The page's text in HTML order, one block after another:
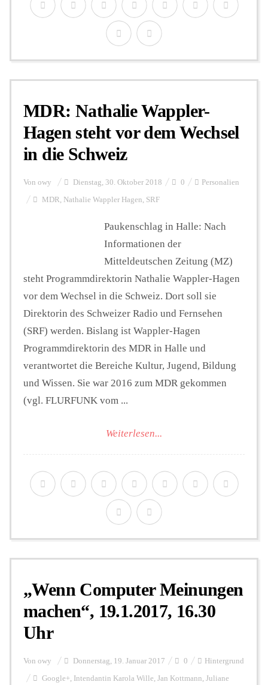
MDR: Nathalie Wappler-
Hagen steht vor dem Wechsel
in die Schweiz
Von owy Dienstag, 30. Oktober 2018 0 Personalien
MDR, Nathalie Wappler Hagen, SRF
Paukenschlag in Halle: Nach
Informationen der
Mitteldeutschen Zeitung (MZ)
steht Programmdirektorin Nathalie Wappler-Hagen
vor dem Wechsel in die Schweiz. Dort soll sie
Direktorin des Schweizer Radio und Fernsehen
(SRF) werden. Bislang ist Wappler-Hagen
Programmdirektorin des MDR in Halle und
verantwortet die Bereiche Kultur, Jugend, Bildung
und Wissen. Sie war 2016 zum MDR gekommen
(vgl. FLURFUNK vom ...
Weiterlesen...
„Wenn Computer Meinungen
machen“, 19.1.2017, 16.30
Uhr
Von owy Donnerstag, 19. Januar 2017 0 Hintergrund
Google+, Intendantin Karola Wille, Jan Kottmann, Juliane